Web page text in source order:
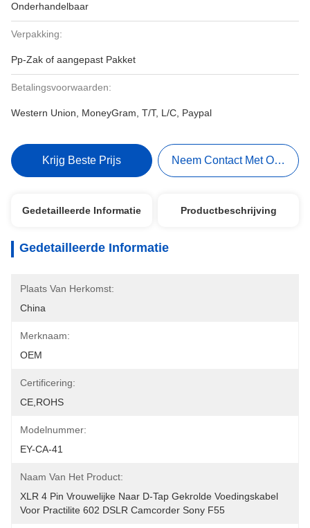
Onderhandelbaar
Verpakking:
Pp-Zak of aangepast Pakket
Betalingsvoorwaarden:
Western Union, MoneyGram, T/T, L/C, Paypal
Krijg Beste Prijs Neem Contact Met Ons Op
Gedetailleerde Informatie Productbeschrijving
Gedetailleerde Informatie
Plaats Van Herkomst:
China
Merknaam:
OEM
Certificering:
CE,ROHS
Modelnummer:
EY-CA-41
Naam Van Het Product:
XLR 4 Pin Vrouwelijke Naar D-Tap Gekrolde Voedingskabel
Voor Practilite 602 DSLR Camcorder Sony F55